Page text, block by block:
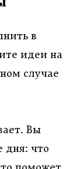
в
идеи на
случае
Вы
дня: что